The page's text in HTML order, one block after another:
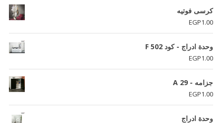
كرسى فوتيه
EGP1.00
وحدة ادراج - كود F 502
EGP1.00
جزامه - A 29
EGP1.00
وحدة ادراج